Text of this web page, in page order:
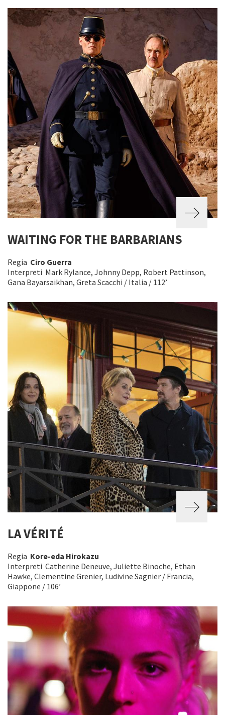
WAITING FOR THE BARBARIANS
Regia Ciro Guerra
Interpreti Mark Rylance, Johnny Depp, Robert Pattinson,
Gana Bayarsaikhan, Greta Scacchi / Italia / 112’
LA VÉRITÉ
Regia Kore-eda Hirokazu
Interpreti Catherine Deneuve, Juliette Binoche, Ethan
Hawke, Clementine Grenier, Ludivine Sagnier / Francia,
Giappone / 106’